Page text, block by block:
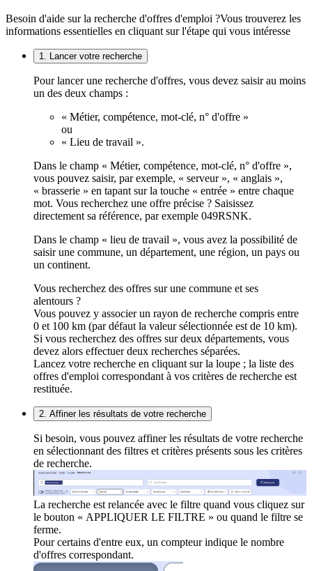
Besoin d'aide sur la recherche d'offres d'emploi ?Vous trouverez les
informations essentielles en cliquant sur l'étape qui vous intéresse
1. Lancer votre recherche
Pour lancer une recherche d'offres, vous devez saisir au moins
un des deux champs :
« Métier, compétence, mot-clé, n° d'offre »
ou
« Lieu de travail ».
Dans le champ « Métier, compétence, mot-clé, n° d'offre »,
vous pouvez saisir, par exemple, « serveur », « anglais »,
« brasserie » en tapant sur la touche « entrée » entre chaque
mot. Vous recherchez une offre précise ? Saisissez
directement sa référence, par exemple 049RSNK.
Dans le champ « lieu de travail », vous avez la possibilité de
saisir une commune, un département, une région, un pays ou
un continent.
Vous recherchez des offres sur une commune et ses
alentours ?
Vous pouvez y associer un rayon de recherche compris entre
0 et 100 km (par défaut la valeur sélectionnée est de 10 km).
Si vous recherchez des offres sur deux départements, vous
devez alors effectuer deux recherches séparées.
Lancez votre recherche en cliquant sur la loupe ; la liste des
offres d'emploi correspondant à vos critères de recherche est
restituée.
2. Affiner les résultats de votre recherche
Si besoin, vous pouvez affiner les résultats de votre recherche
en sélectionnant des filtres et critères présents sous les critères
de recherche.
La recherche est relancée avec le filtre quand vous cliquez sur
le bouton « APPLIQUER LE FILTRE » ou quand le filtre se
ferme.
Pour certains d'entre eux, un compteur indique le nombre
d'offres correspondant.